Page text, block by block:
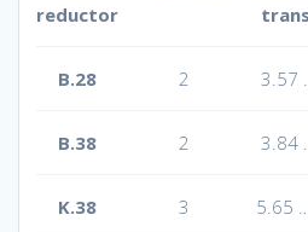
reductor
B.28 2 3.57
B.38 2 3.84
K.38 3 5.65